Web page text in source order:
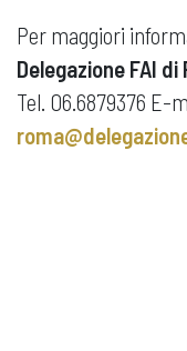
Per maggiori
Delegazione FAI di
Tel. 06.6879376 E-